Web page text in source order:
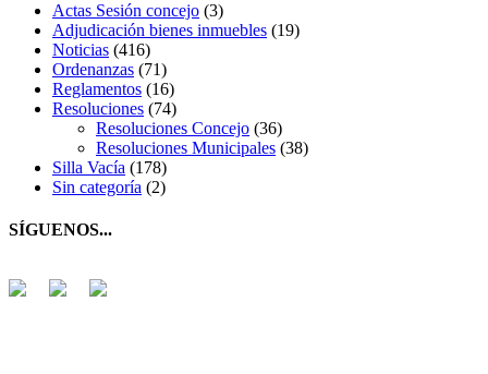
Actas Sesión concejo (3)
Adjudicación bienes inmuebles (19)
Noticias (416)
Ordenanzas (71)
Reglamentos (16)
Resoluciones (74)
Resoluciones Concejo (36)
Resoluciones Municipales (38)
Silla Vacía (178)
Sin categoría (2)
SÍGUENOS...